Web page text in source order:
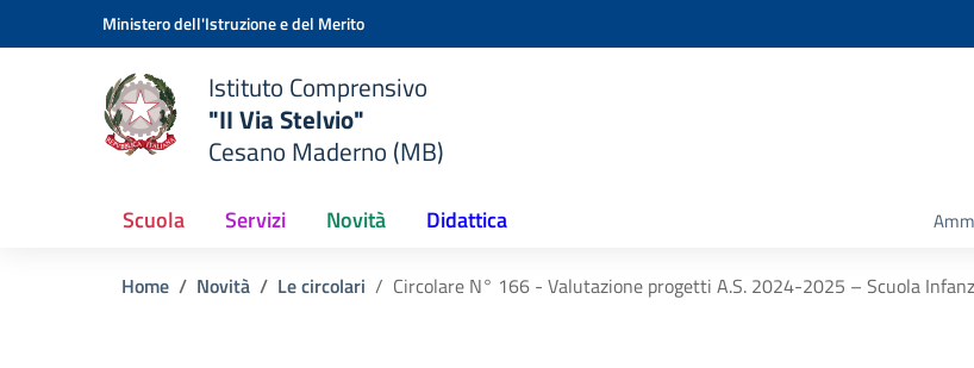
Vai ai contenuti
Vai al menu di navigazioneMinistero dell'Istruzione e del Merito
Istituto Comprensivo
"II Via Stelvio"
Cesano Maderno (MB)
Scuola Servizi Novità Didattica
Home Novità Le circolari Circolare N° 166 - Valutazione progetti A.S. 2024-2025 – Scuola